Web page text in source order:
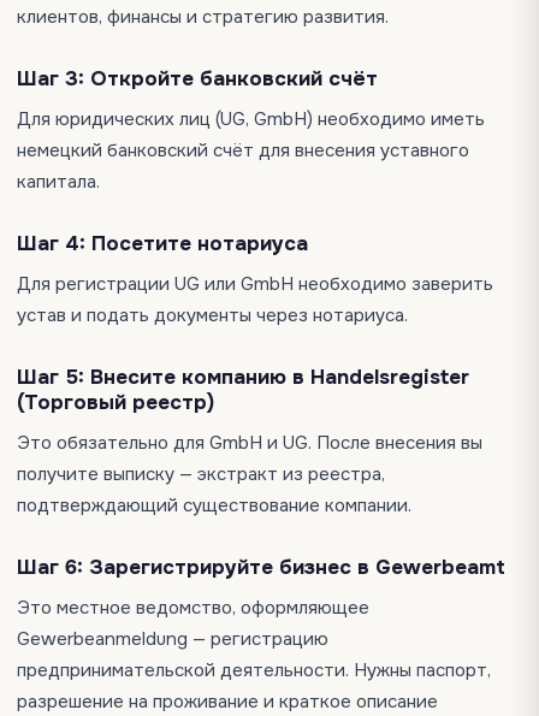
клиентов, финансы и стратегию развития.
Шаг 3: Откройте банковский счёт
Для юридических лиц (UG, GmbH) необходимо иметь
немецкий банковский счёт для внесения уставного
капитала.
Шаг 4: Посетите нотариуса
Для регистрации UG или GmbH необходимо заверить
устав и подать документы через нотариуса.
Шаг 5: Внесите компанию в Handelsregister
(Торговый реестр)
Это обязательно для GmbH и UG. После внесения вы
получите выписку — экстракт из реестра,
подтверждающий существование компании.
Шаг 6: Зарегистрируйте бизнес в Gewerbeamt
Это местное ведомство, оформляющее
Gewerbeanmeldung — регистрацию
предпринимательской деятельности. Нужны паспорт,
разрешение на проживание и краткое описание